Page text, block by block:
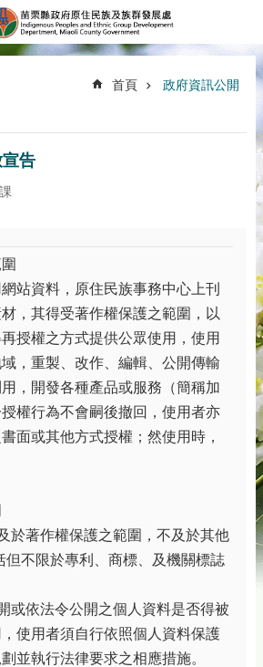
首頁 政府資訊公開
告
站資料，原住民族事務中心上刊
，其得受著作權保護之範圍，以
授權之方式提供公眾使用，使用
，重製、改作、編輯、公開傳輸
，開發各種產品或服務（簡稱加
權行為不會嗣後撤回，使用者亦
面或其他方式授權；然使用時，
於著作權保護之範圍，不及於其他
但不限於專利、商標、及機關標誌
或依法令公開之個人資料是否得被
使用者須自行依照個人資料保護
並執行法律要求之相應措施。